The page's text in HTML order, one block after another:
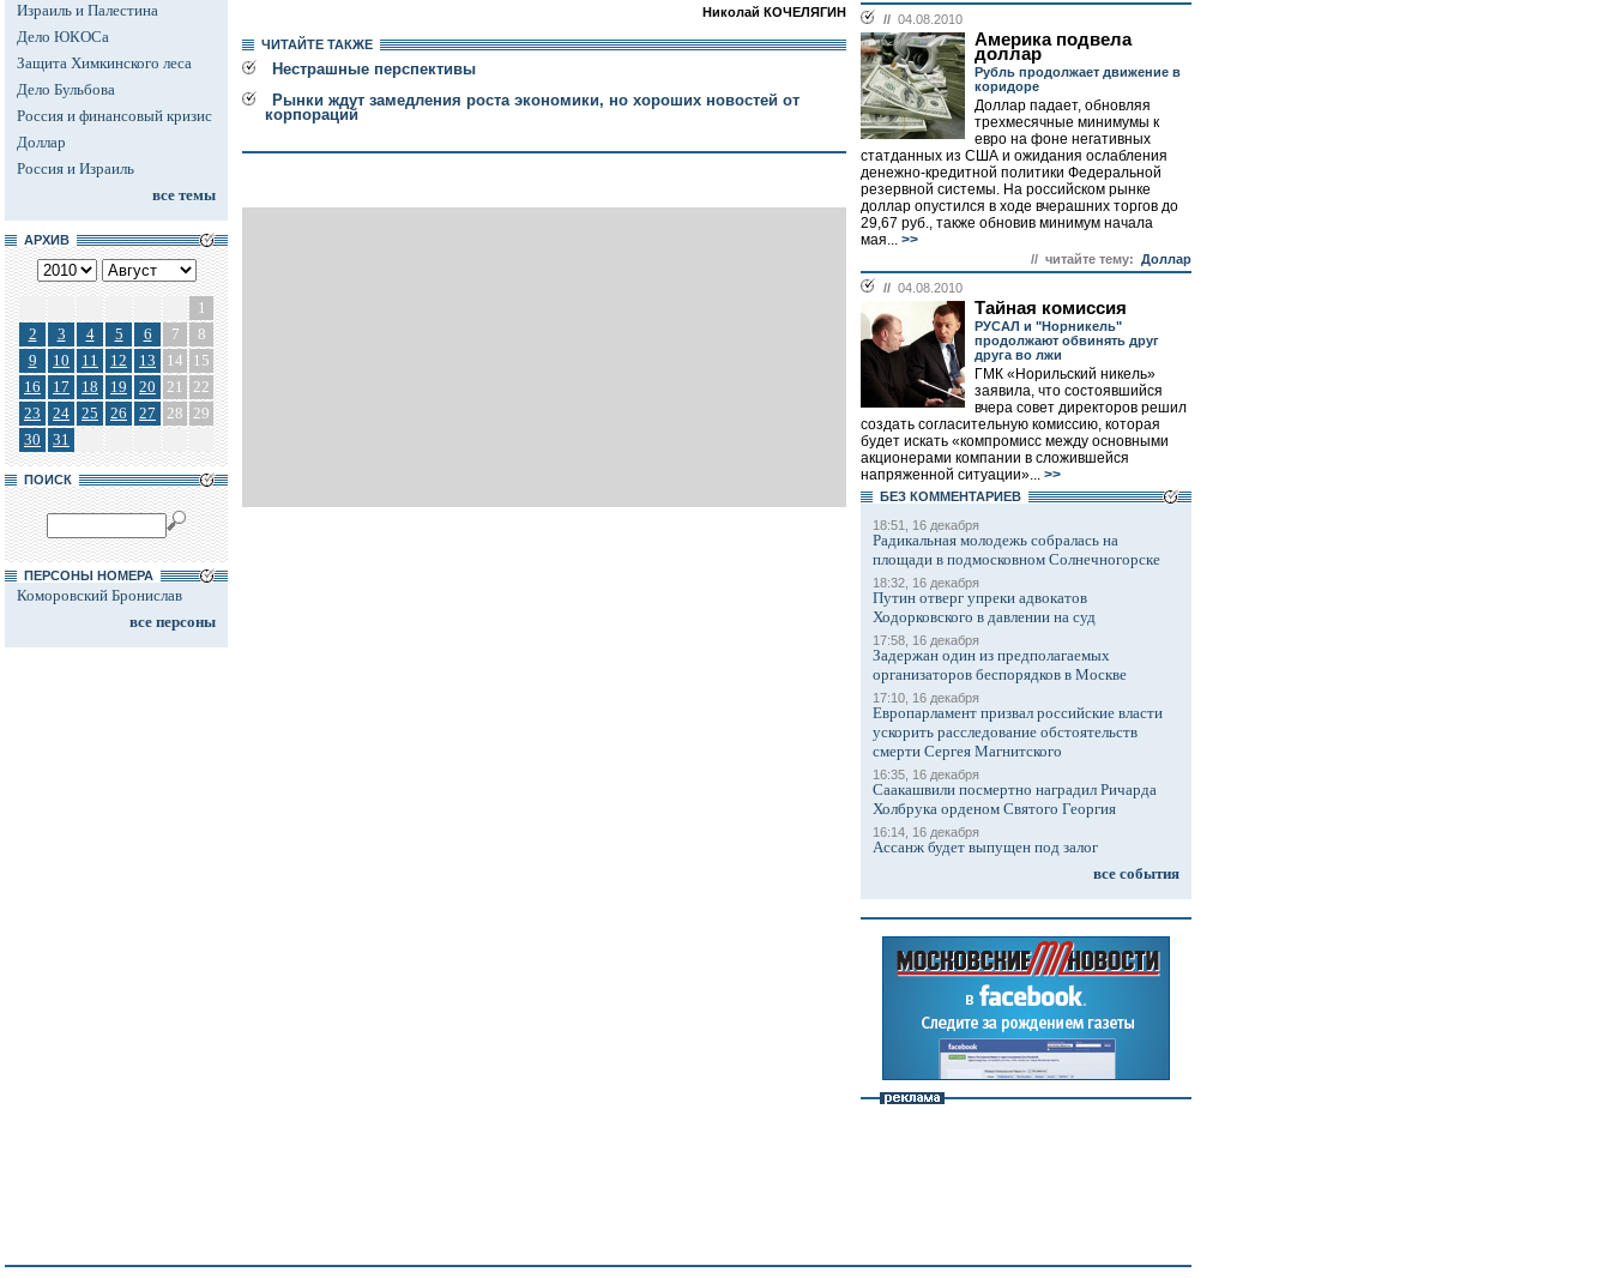
Израиль и Палестина
Дело ЮКОСа
Защита Химкинского леса
Дело Бульбова
Россия и финансовый кризис
Доллар
Россия и Израиль
все темы
АРХИВ
1
2
3 4 5 6 7
8
9
10 11 12 13 14
15
16
17 18 19 20 21
22
23
24 25 26 27 28 29
30
31
ПОИСК
ПЕРСОНЫ НОМЕРА
Коморовский Бронислав
все персоны
Николай КОЧЕЛЯГИН
ЧИТАЙТЕ ТАКЖЕ
Нестрашные перспективы
Рынки ждут замедления роста экономики, но хороших новостей от
корпораций
// 04.08.2010
Америка подвела
доллар
Рубль продолжает движение в
коридоре
Доллар падает, обновляя
трехмесячные минимумы к
евро на фоне негативных
статданных из США и ожидания ослабления
денежно-кредитной политики Федеральной
резервной системы. На российском рынке
доллар опустился в ходе вчерашних торгов до
29,67 руб., также обновив минимум начала
мая... >>
// читайте тему: Доллар
// 04.08.2010
Тайная комиссия
РУСАЛ и "Норникель"
продолжают обвинять друг
друга во лжи
ГМК «Норильский никель»
заявила, что состоявшийся
вчера совет директоров решил
создать согласительную комиссию, которая
будет искать «компромисс между основными
акционерами компании в сложившейся
напряженной ситуации»... >>
БЕЗ КОМMЕНТАРИЕВ
18:51, 16 декабря
Радикальная молодежь собралась на
площади в подмосковном Солнечногорске
18:32, 16 декабря
Путин отверг упреки адвокатов
Ходорковского в давлении на суд
17:58, 16 декабря
Задержан один из предполагаемых
организаторов беспорядков в Москве
17:10, 16 декабря
Европарламент призвал российские власти
ускорить расследование обстоятельств
смерти Сергея Магнитского
16:35, 16 декабря
Саакашвили посмертно наградил Ричарда
Холбрука орденом Святого Георгия
16:14, 16 декабря
Ассанж будет выпущен под залог
все события